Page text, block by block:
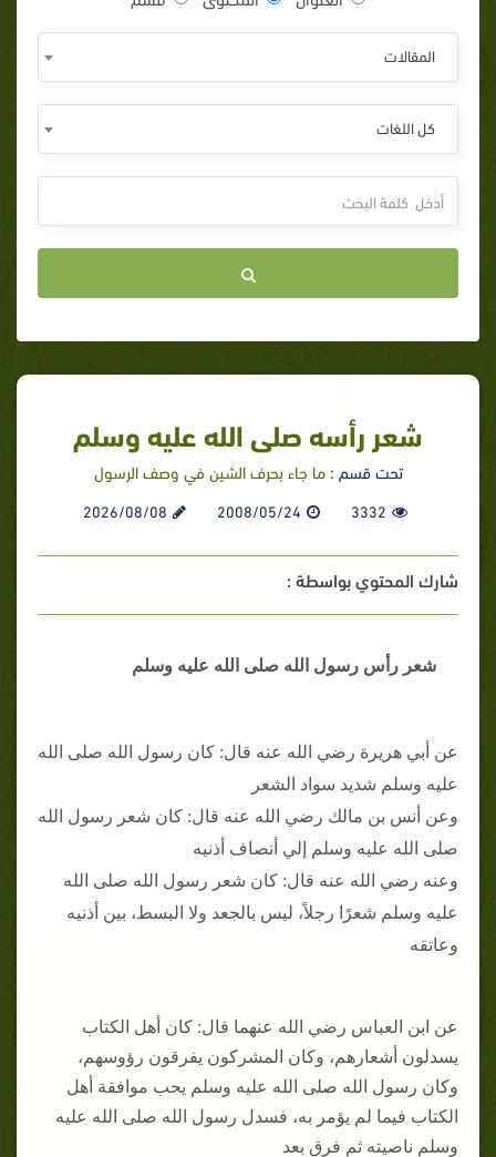
المقالات
كل اللغات
شعر رأسه صلى الله عليه وسلم
تحت قسم :ما جاء بحرف الشين في وصف الرسول
3332
2008/05/24
2026/08/08
شارك المحتوي بواسطة :
شعر رأس رسول الله صلى الله عليه وسلم
عن أبي هريرة رضي الله عنه قال: كان رسول الله صلى الله
عليه وسلم شديد سواد الشعر
وعن أنس بن مالك رضي الله عنه قال: كان شعر رسول الله
صلى الله عليه وسلم إلي أنصاف أذنيه
وعنه رضي الله عنه قال: كان شعر رسول الله صلى الله
عليه وسلم شعرًا رجلاً، ليس بالجعد ولا البسط، بين أذنيه
وعاتقه
عن ابن العباس رضي الله عنهما قال: كان أهل الكتاب
يسدلون أشعارهم، وكان المشركون يفرقون رؤوسهم،
وكان رسول الله صلى الله عليه وسلم يحب موافقة أهل
الكتاب فيما لم يؤمر به، فسدل رسول الله صلى الله عليه
وسلم ناصيته ثم فرق بعد